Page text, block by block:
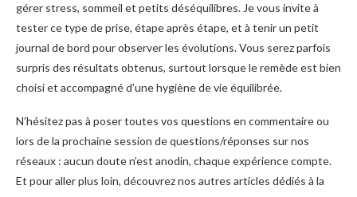
gérer stress, sommeil et petits déséquilibres. Je vous invite à
tester ce type de prise, étape après étape, et à tenir un petit
journal de bord pour observer les évolutions. Vous serez parfois
surpris des résultats obtenus, surtout lorsque le remède est bien
choisi et accompagné d’une hygiène de vie équilibrée.
N’hésitez pas à poser toutes vos questions en commentaire ou
lors de la prochaine session de questions/réponses sur nos
réseaux : aucun doute n’est anodin, chaque expérience compte.
Et pour aller plus loin, découvrez nos autres articles dédiés à la